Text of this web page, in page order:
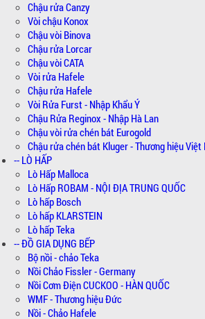
Chậu rửa Canzy
Vòi chậu Konox
Chậu vòi Binova
Chậu rửa Lorcar
Chậu vòi CATA
Vòi rửa Hafele
Chậu rửa Hafele
Vòi Rửa Furst - Nhập Khẩu Ý
Chậu Rửa Reginox - Nhập Hà Lan
Chậu vòi rửa chén bát Eurogold
Chậu rửa chén bát Kluger - Thương hiệu Việt
-- LÒ HẤP
Lò Hấp Malloca
Lò Hấp ROBAM - NỘI ĐỊA TRUNG QUỐC
Lò hấp Bosch
Lò hấp KLARSTEIN
Lò hấp Teka
-- ĐỒ GIA DỤNG BẾP
Bộ nồi - chảo Teka
Nồi Chảo Fissler - Germany
Nồi Cơm Điện CUCKOO - HÀN QUỐC
WMF - Thương hiệu Đức
Nồi - Chảo Hafele